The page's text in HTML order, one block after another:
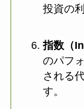
投資の
指数（
のパフ
される
す。